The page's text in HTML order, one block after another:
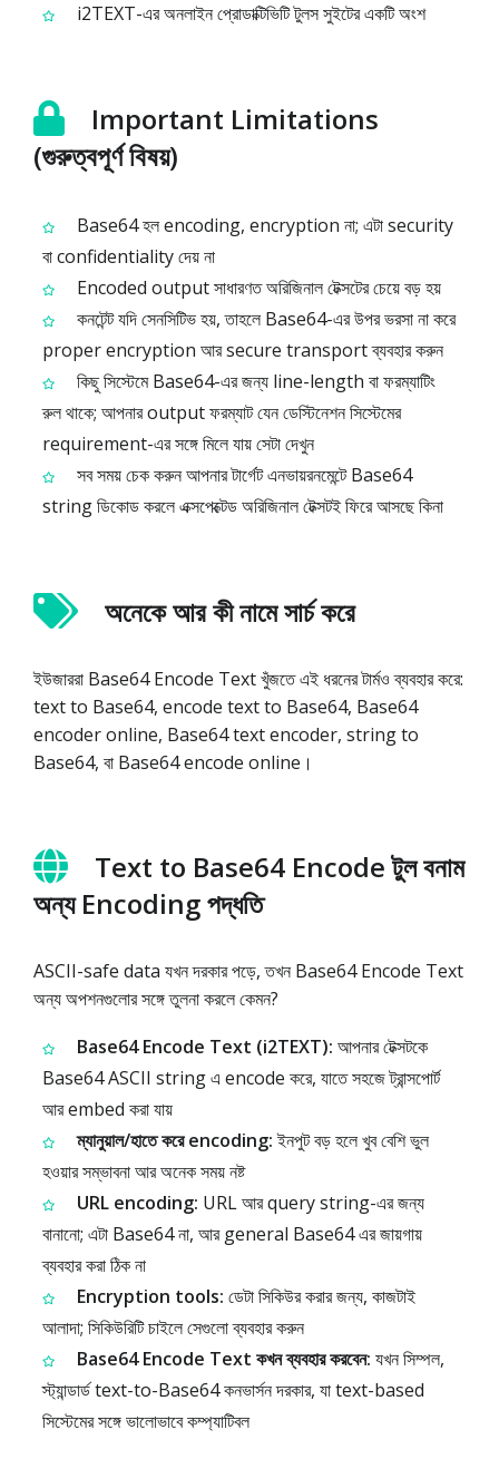
i2TEXT-এর অনলাইন প্রোডাক্টিভিটি টুলস সুইটের একটি অংশ
Important Limitations
(গুরুত্বপূর্ণ বিষয়)
Base64 হল encoding, encryption না; এটা security
বা confidentiality দেয় না
Encoded output সাধারণত অরিজিনাল টেক্সটের চেয়ে বড় হয়
কনটেন্ট যদি সেনসিটিভ হয়, তাহলে Base64-এর উপর ভরসা না করে
proper encryption আর secure transport ব্যবহার করুন
কিছু সিস্টেমে Base64-এর জন্য line-length বা ফরম্যাটিং
রুল থাকে; আপনার output ফরম্যাট যেন ডেস্টিনেশন সিস্টেমের
requirement-এর সঙ্গে মিলে যায় সেটা দেখুন
সব সময় চেক করুন আপনার টার্গেট এনভায়রনমেন্টে Base64
string ডিকোড করলে এক্সপেক্টেড অরিজিনাল টেক্সটই ফিরে আসছে কিনা
অনেকে আর কী নামে সার্চ করে
ইউজাররা Base64 Encode Text খুঁজতে এই ধরনের টার্মও ব্যবহার করে:
text to Base64, encode text to Base64, Base64
encoder online, Base64 text encoder, string to
Base64, বা Base64 encode online।
Text to Base64 Encode টুল বনাম
অন্য Encoding পদ্ধতি
ASCII-safe data যখন দরকার পড়ে, তখন Base64 Encode Text
অন্য অপশনগুলোর সঙ্গে তুলনা করলে কেমন?
Base64 Encode Text (i2TEXT): আপনার টেক্সটকে
Base64 ASCII string এ encode করে, যাতে সহজে ট্রান্সপোর্ট
আর embed করা যায়
ম্যানুয়াল/হাতে করে encoding:ইনপুট বড় হলে খুব বেশি ভুল
হওয়ার সম্ভাবনা আর অনেক সময় নষ্ট
URL encoding: URL আর query string-এর জন্য
বানানো; এটা Base64 না, আর general Base64 এর জায়গায়
ব্যবহার করা ঠিক না
Encryption tools: ডেটা সিকিউর করার জন্য, কাজটাই
আলাদা; সিকিউরিটি চাইলে সেগুলো ব্যবহার করুন
Base64 Encode Text কখন ব্যবহার করবেন: যখন সিম্পল,
স্ট্যান্ডার্ড text-to-Base64 কনভার্সন দরকার, যা text-based
সিস্টেমের সঙ্গে ভালোভাবে কম্প্যাটিবল